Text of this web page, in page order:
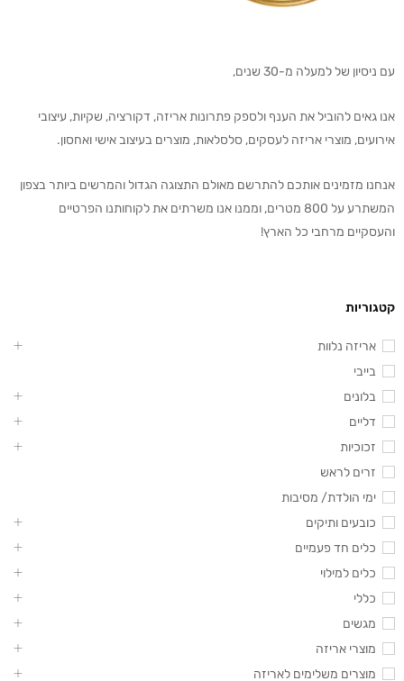
עם ניסיון של למעלה מ-30 שנים,
אנו גאים להוביל את הענף ולספק פתרונות אריזה, דקורציה, שקיות, עיצובי
אירועים, מוצרי אריזה לעסקים, סלסלאות, מוצרים בעיצוב אישי ואחסון.
אנחנו מזמינים אותכם להתרשם מאולם התצוגה הגדול והמרשים ביותר בצפון
המשתרע על 800 מטרים, וממנו אנו משרתים את לקוחותנו הפרטיים
והעסקיים מרחבי כל הארץ!
קטגוריות
אריזה נלוות
בייבי
בלונים
דליים
זכוכיות
זרים לראש
ימי הולדת/ מסיבות
כובעים ותיקים
כלים חד פעמיים
כלים למילוי
כללי
מגשים
מוצרי אריזה
מוצרים משלימים לאריזה